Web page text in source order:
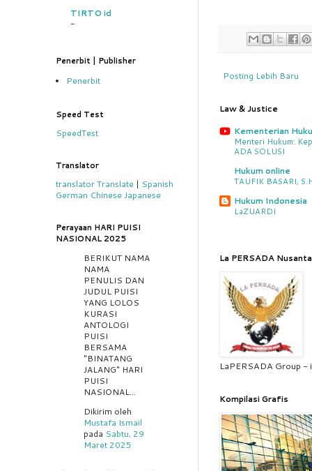
Posting Lebih Baru
Law & Justice
Kementerian
Menteri Hukum:
ADA SOLUSI
Hukum online
TAUFIK BASARI,
Hukum Indonesia
LaZUARDI
La PERSADA
LaPERSADA Group -
Kompilasi Grafis
TIRTO id
-
Penerbit | Publisher
Penerbit
Speed Test
SpeedTest
Translator
translatorTranslate | Spanish
German Chinese Japanese
Perayaan HARI PUISI
NASIONAL 2025
BERIKUT NAMA
NAMA
PENULIS DAN
JUDUL PUISI
YANG LOLOS
KURASI
ANTOLOGI
PUISI
BERSAMA
"BINATANG
JALANG" HARI
PUISI
NASIONAL...
Dikirim oleh
Mustafa Ismail
pada Sabtu, 29
Maret 2025